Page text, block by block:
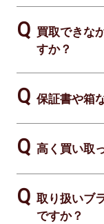
買取できな
すか？
保証書や箱
高く買い取
取り扱いブ
ですか？